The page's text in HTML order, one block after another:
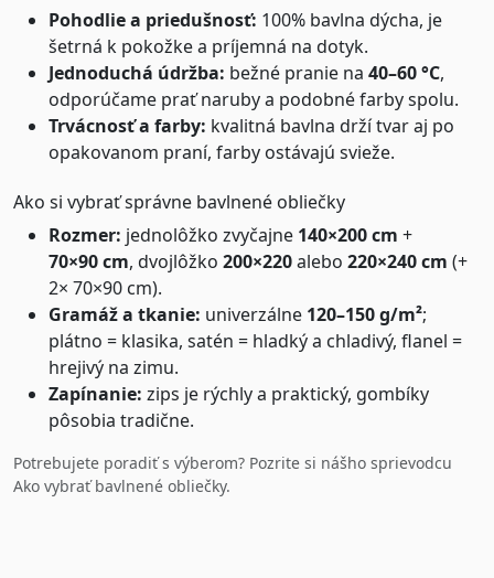
Pohodlie a priedušnosť: 100% bavlna dýcha, je
šetrná k pokožke a príjemná na dotyk.
Jednoduchá údržba: bežné pranie na 40–60 °C,
odporúčame prať naruby a podobné farby spolu.
Trvácnosť a farby: kvalitná bavlna drží tvar aj po
opakovanom praní, farby ostávajú svieže.
Ako si vybrať správne bavlnené obliečky
Rozmer: jednolôžko zvyčajne 140×200 cm +
70×90 cm, dvojlôžko 200×220alebo 220×240 cm (+
2× 70×90 cm).
Gramáž a tkanie: univerzálne 120–150 g/m²;
plátno = klasika, satén = hladký a chladivý, flanel =
hrejivý na zimu.
Zapínanie: zips je rýchly a praktický, gombíky
pôsobia tradične.
Potrebujete poradiť s výberom? Pozrite si nášho sprievodcu
Ako vybrať bavlnené obliečky.